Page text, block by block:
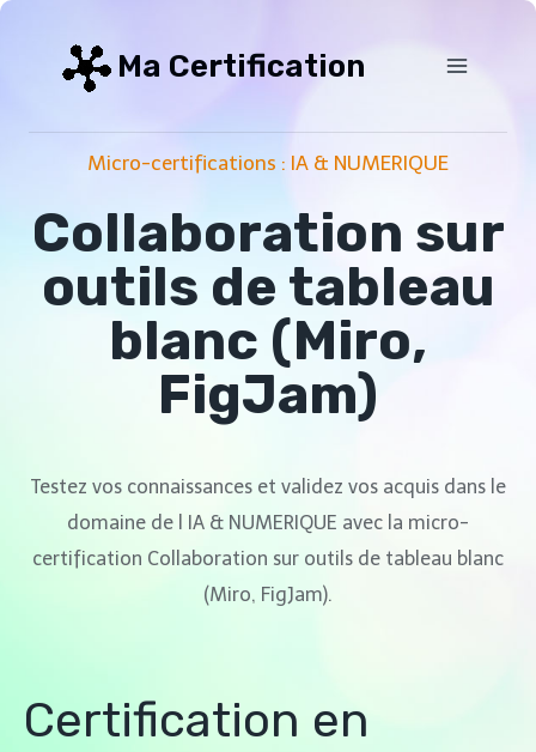
Aller
contenu
Ma Certification
Micro-certifications : IA & NUMERIQUE
Collaboration sur
outils de tableau
blanc (Miro,
FigJam)
Testez vos connaissances et validez vos acquis dans le
domaine de l IA & NUMERIQUE avec la micro-
certification Collaboration sur outils de tableau blanc
(Miro, FigJam).
Certification en